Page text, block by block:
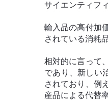
サイエンティフ
輸入品の高付加
されている消耗
相対的に言って
であり、新しい
されており、例
産品による代替